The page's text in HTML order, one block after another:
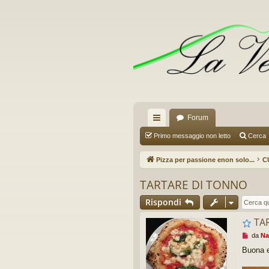
oll
eg
m
en
R
ap
Forum
Primo messaggio non letto Cerca
Pizza per passione enon solo...
TARTARE DI TONNO
Rispondi
M
s
da
Buona